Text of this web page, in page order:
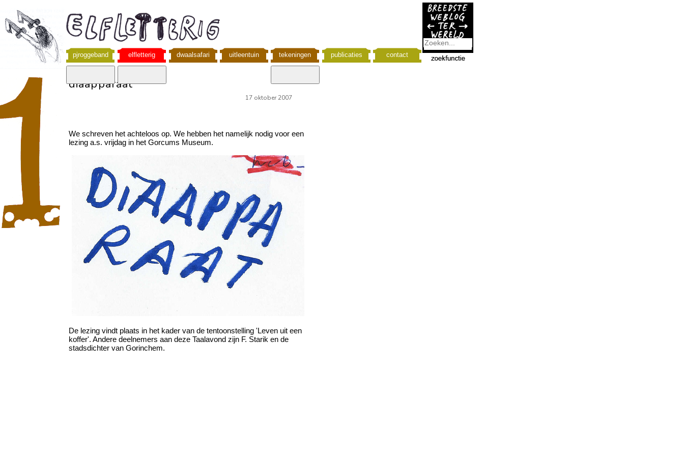
pjroggeband elfletterig dwaalsafari uitleentuin tekeningen publicaties contact
diaapparaat
17 oktober 2007
We schreven het achteloos op. We hebben het namelijk nodig voor een
lezing a.s. vrijdag in het Gorcums Museum.
De lezing vindt plaats in het kader van de tentoonstelling 'Leven uit een
koffer'. Andere deelnemers aan deze Taalavond zijn F. Starik en de
stadsdichter van Gorinchem.